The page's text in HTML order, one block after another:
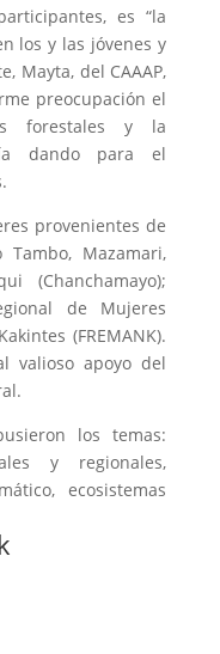
es “la
los y las jóvenes y
Mayta, del CAAAP,
preocupación el
forestales y la
dando para el
provenientes de
Mazamari,
(Chanchamayo);
de Mujeres
(FREMANK).
valioso apoyo del
los temas:
y regionales,
ecosistemas